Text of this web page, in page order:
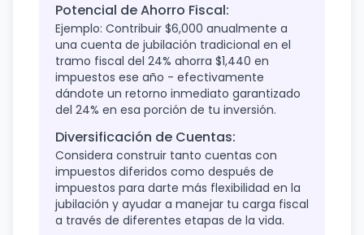
Potencial de Ahorro Fiscal:
Ejemplo: Contribuir $6,000 anualmente a
una cuenta de jubilación tradicional en el
tramo fiscal del 24% ahorra $1,440 en
impuestos ese año - efectivamente
dándote un retorno inmediato garantizado
del 24% en esa porción de tu inversión.
Diversificación de Cuentas:
Considera construir tanto cuentas con
impuestos diferidos como después de
impuestos para darte más flexibilidad en la
jubilación y ayudar a manejar tu carga fiscal
a través de diferentes etapas de la vida.